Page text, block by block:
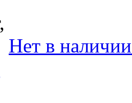
Нет в наличии